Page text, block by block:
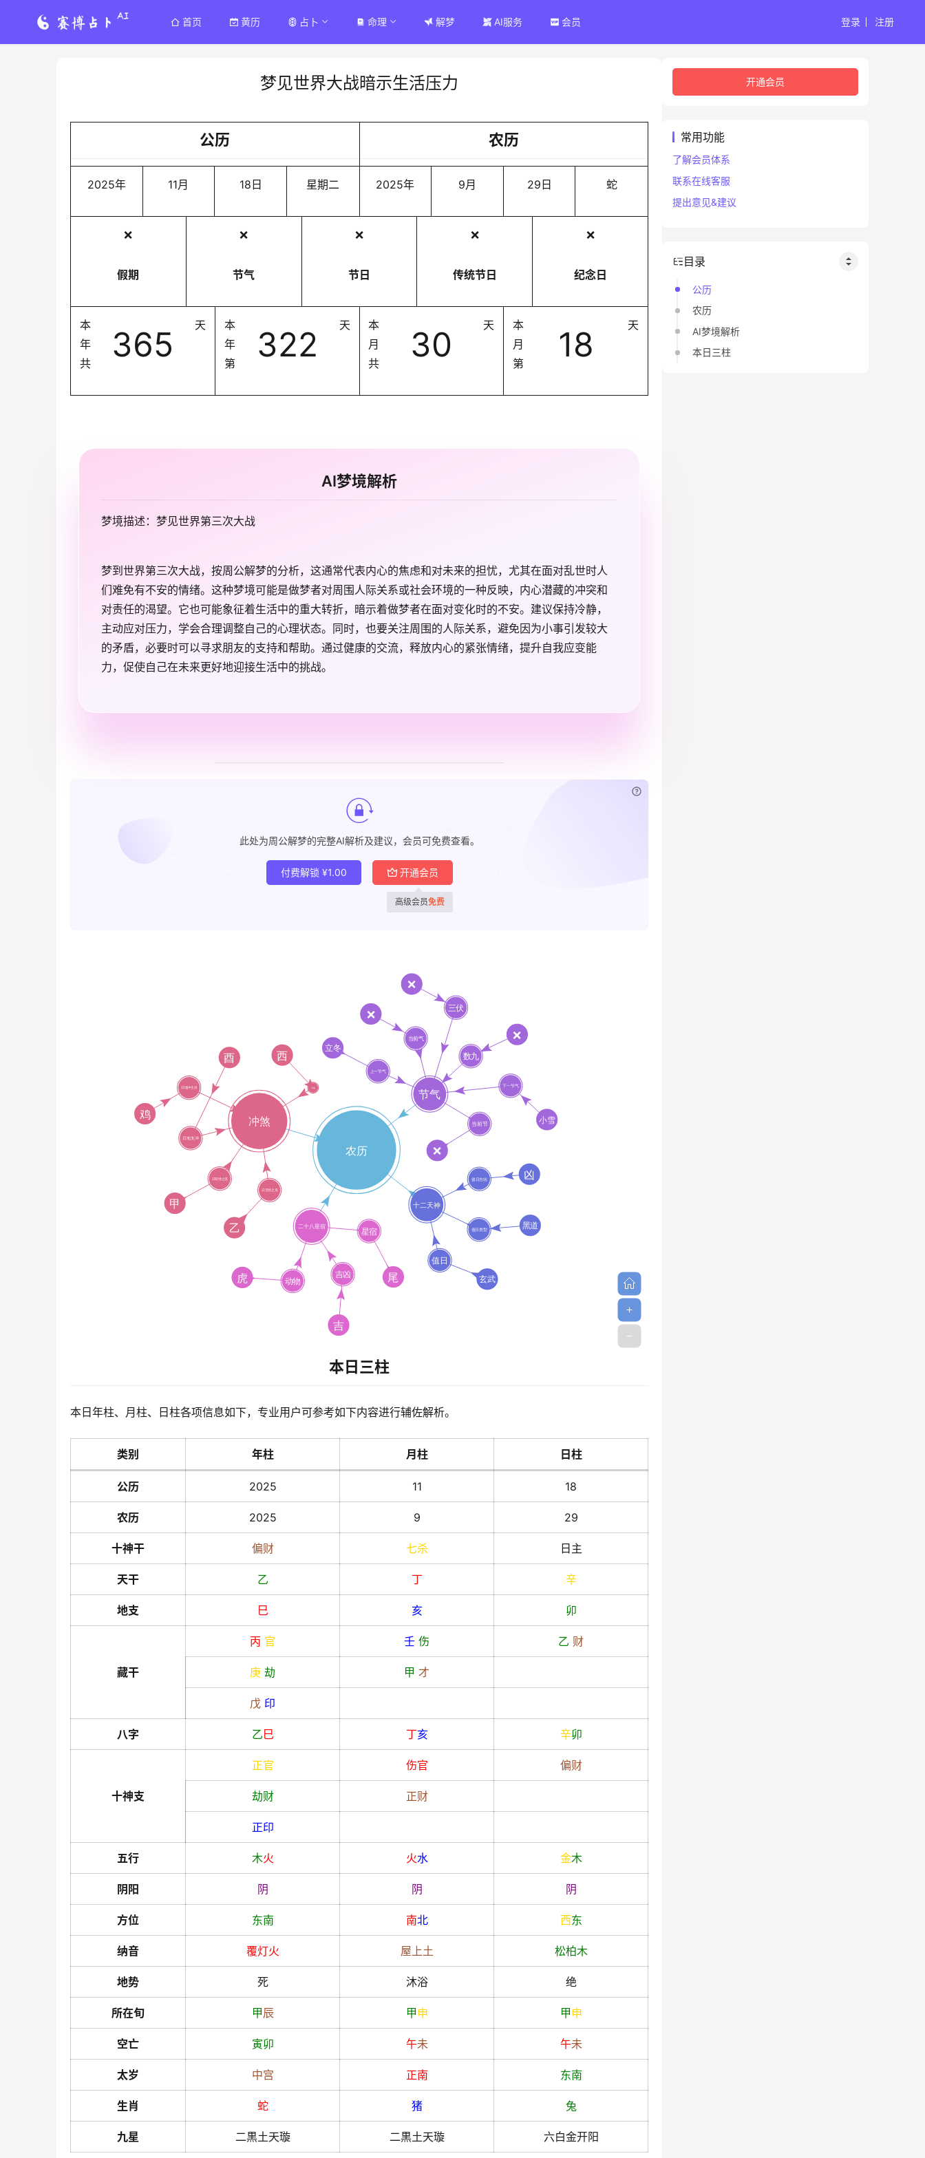
首页 黄历 占卜 命理 解梦 AI服务 会员 登录 注册
梦见世界大战暗示生活压力
公历
2025年 11月 18日 星期二
农历
2025年 9月 29日 蛇
❌
假期
❌
节气
❌
节日
❌
传统节日
❌
纪念日
本
年
共
365 天
本
年
第
322 天
本
月
共
30 天
本
月
第
18 天
AI梦境解析
梦境描述：梦见世界第三次大战
梦到世界第三次大战，按周公解梦的分析，这通常代表内心的焦虑和对未来的担忧，尤其在面对乱世时人
们难免有不安的情绪。这种梦境可能是做梦者对周围人际关系或社会环境的一种反映，内心潜藏的冲突和
对责任的渴望。它也可能象征着生活中的重大转折，暗示着做梦者在面对变化时的不安。建议保持冷静，
主动应对压力，学会合理调整自己的心理状态。同时，也要关注周围的人际关系，避免因为小事引发较大
的矛盾，必要时可以寻求朋友的支持和帮助。通过健康的交流，释放内心的紧张情绪，提升自我应变能
力，促使自己在未来更好地迎接生活中的挑战。
此处为周公解梦的完整AI解析及建议，会员可免费查看。
付费解锁 ¥1.00 开通会员
高级会员免费
本日三柱
本日年柱、月柱、日柱各项信息如下，专业用户可参考如下内容进行辅佐解析。
类别 年柱 月柱 日柱
公历 2025 11 18
农历 2025 9 29
十神干 偏财 七杀 日主
天干 乙 丁 辛
地支 巳 亥 卯
藏干
丙 官 壬 伤 乙 财
庚 劫 甲 才
戊 印
八字 乙巳 丁亥 辛卯
十神支
正官 伤官 偏财
劫财 正财
正印
五行 木火 火水 金木
阴阳 阴 阴 阴
方位 东南 南北 西东
纳音 覆灯火 屋上土 松柏木
地势 死 沐浴 绝
所在旬 甲辰 甲申 甲申
空亡 寅卯 午未 午未
太岁 中宫 正南 东南
生肖 蛇 猪 兔
九星 二黒土天璇 二黒土天璇 六白金开阳
开通会员
常用功能
了解会员体系
联系在线客服
提出意见&建议
目录
公历
农历
AI梦境解析
本日三柱